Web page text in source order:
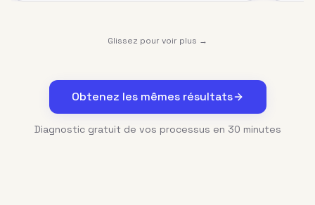
Glissez pour voir plus →
Obtenez les mêmes résultats
Diagnostic gratuit de vos processus en 30 minutes